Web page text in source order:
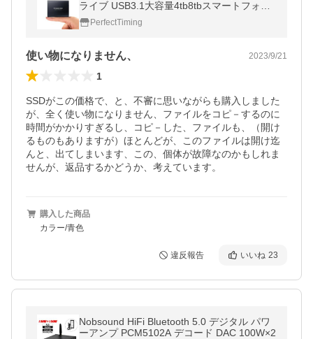
ライブ USB3.1大容量4tb8tbスマートフォ
ン・コンピュータに対応 非メカニカルハー
ドドライブポータブル1tb2tb
PerfectTiming
使い物になりません、 2023/9/21
1
SSDがこの価格で、と、不審に思いながらも購入しました
が、全く使い物になりません、ファイルをコピ－するのに
時間がかかりすぎるし、コピ－した、ファイルも、（開け
るものもありますが）ほとんどが、このファイルは開け迄
んと、出てしまいます、この、個体が故障なのかもしれま
せんが、返品するかどうか、考えています。
購入した商品
カラー/青色
違反報告 いいね 23
Nobsound HiFi Bluetooth 5.0 デジタル パワ
ーアンプ PCM5102A デコード DAC 100W×2